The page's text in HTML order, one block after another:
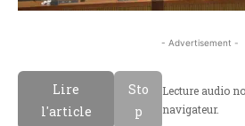
- Advertisement -
Lire
l'article
Sto
p
Lecture audio
navigateur.